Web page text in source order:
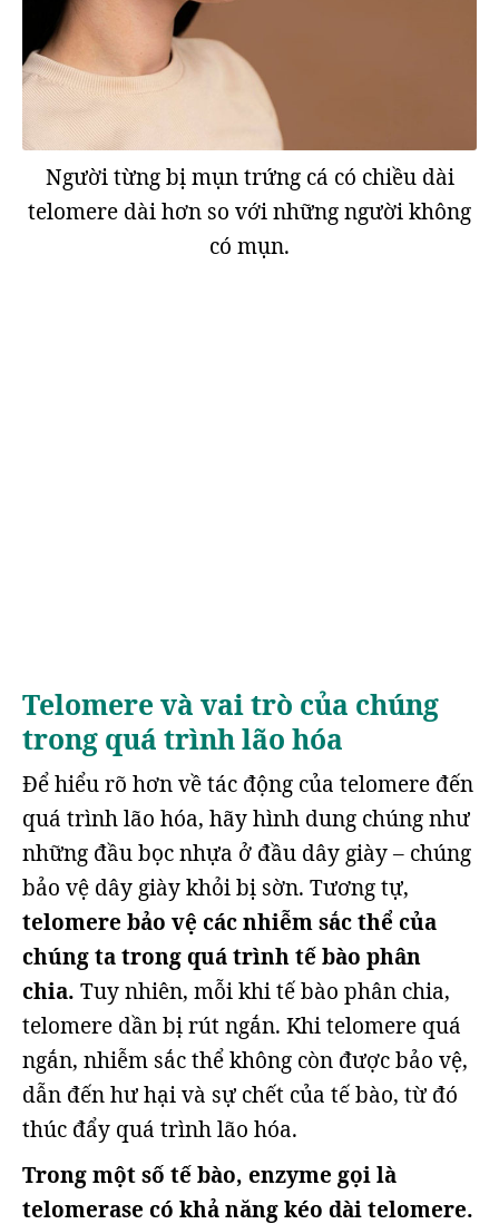
Người từng bị mụn trứng cá có chiều dài
telomere dài hơn so với những người không
có mụn.
Telomere và vai trò của chúng
trong quá trình lão hóa
Để hiểu rõ hơn về tác động của telomere đến
quá trình lão hóa, hãy hình dung chúng như
những đầu bọc nhựa ở đầu dây giày – chúng
bảo vệ dây giày khỏi bị sờn. Tương tự,
telomere bảo vệ các nhiễm sắc thể của
chúng ta trong quá trình tế bào phân
chia. Tuy nhiên, mỗi khi tế bào phân chia,
telomere dần bị rút ngắn. Khi telomere quá
ngắn, nhiễm sắc thể không còn được bảo vệ,
dẫn đến hư hại và sự chết của tế bào, từ đó
thúc đẩy quá trình lão hóa.
Trong một số tế bào, enzyme gọi là
telomerase có khả năng kéo dài telomere.